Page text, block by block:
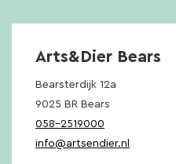
Arts&Dier Bears
Bearsterdijk 12a
9025 BR Bears
058-2519000
info@artsendier.nl